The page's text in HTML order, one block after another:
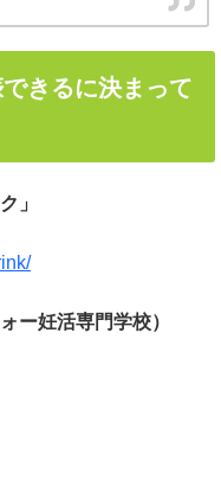
きるに決まって
」
ー妊活専門学校）